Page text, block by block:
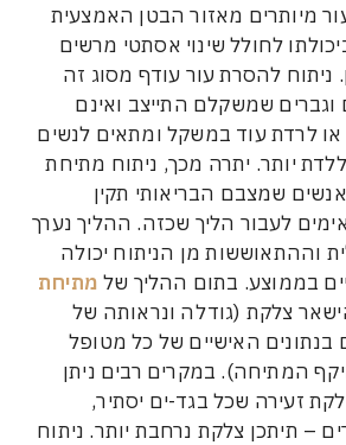
מאזור הבטן האמצעית
שינוי אסתטי מרשים
עור עודף מסוג זה
התייצב ואינם
עוד במשקל ומתאים לנשים
יתרה מכך, ניתוח מתיחת
הבריאותי תקין
הליך שכזה. ההליך נערך
מן הניתוח יכולה
בתום ההליך שלמתיחת
(גודלה ונראותה של
האישיים של כל מטופל
במקרים רבים ניתן
שכל בגד-ים יסתיר,
צלקת נרחבת יותר. ניתוח